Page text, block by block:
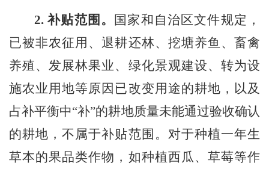
2.补贴范围 。
国家和自治区文件规定，
已被非农征用、退耕还林、挖塘养鱼、畜禽
养殖、发展林果业、绿化景观建设、转为设
施农业用地等原因 已改变用途的耕地，以及
占补平衡中“补”的耕地质量未能通过验收确认
的耕地，不属于补贴范围。对于种植一年生
草本的果品类作物，如种植西瓜、草莓等作